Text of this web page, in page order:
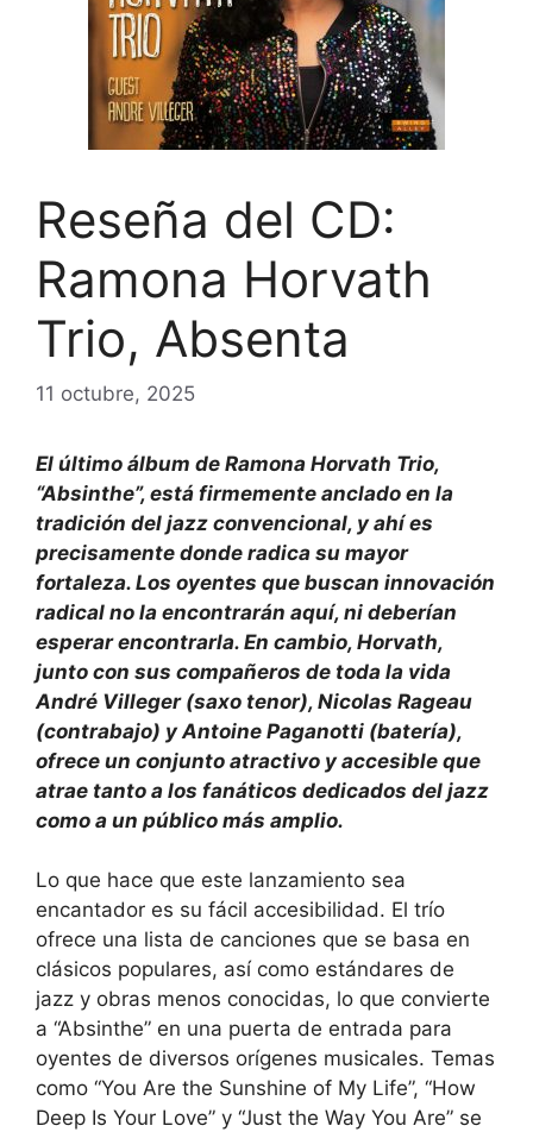
Reseña del CD:
Ramona Horvath
Trio, Absenta
11 octubre, 2025
El último álbum de Ramona Horvath Trio,
“Absinthe”, está firmemente anclado en la
tradición del jazz convencional, y ahí es
precisamente donde radica su mayor
fortaleza. Los oyentes que buscan innovación
radical no la encontrarán aquí, ni deberían
esperar encontrarla. En cambio, Horvath,
junto con sus compañeros de toda la vida
André Villeger (saxo tenor), Nicolas Rageau
(contrabajo) y Antoine Paganotti (batería),
ofrece un conjunto atractivo y accesible que
atrae tanto a los fanáticos dedicados del jazz
como a un público más amplio.
Lo que hace que este lanzamiento sea
encantador es su fácil accesibilidad. El trío
ofrece una lista de canciones que se basa en
clásicos populares, así como estándares de
jazz y obras menos conocidas, lo que convierte
a “Absinthe” en una puerta de entrada para
oyentes de diversos orígenes musicales. Temas
como “You Are the Sunshine of My Life”, “How
Deep Is Your Love” y “Just the Way You Are” se